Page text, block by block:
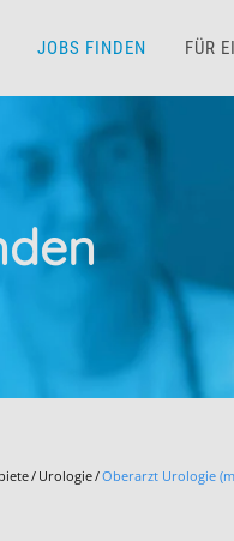
JOBS FINDEN FÜR
Urologie Oberarzt Urologie